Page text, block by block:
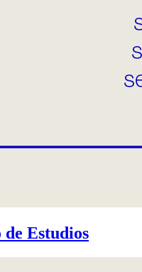
Estudios